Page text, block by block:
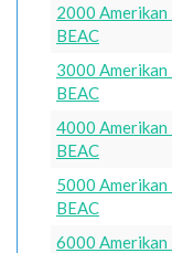
2000 Amerikan
BEAC
3000 Amerikan
BEAC
4000 Amerikan
BEAC
5000 Amerikan
BEAC
6000 Amerikan